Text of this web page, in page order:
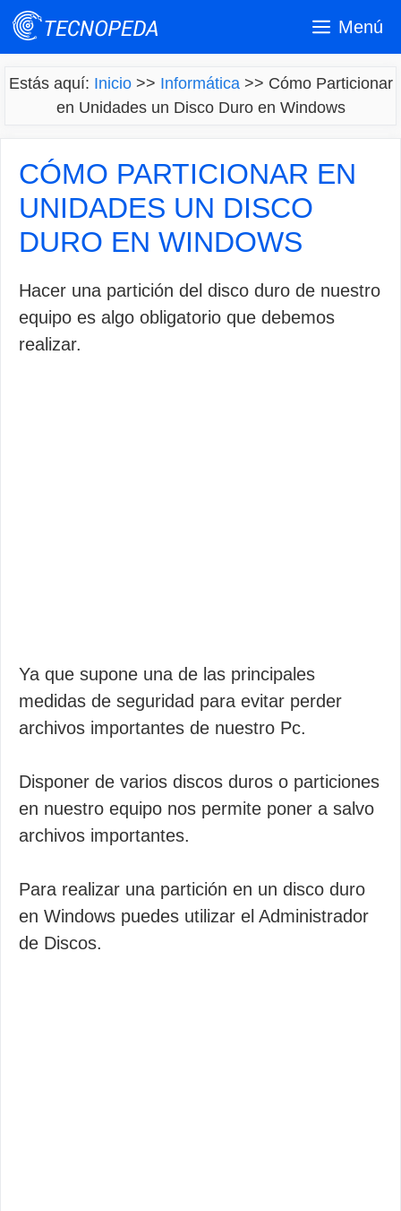
Saltar
Menú
Estás aquí: Inicio>> Informática>> Cómo Particionar
en Unidades un Disco Duro en Windows
CÓMO PARTICIONAR EN
UNIDADES UN DISCO
DURO EN WINDOWS
Hacer una partición del disco duro de nuestro
equipo es algo obligatorio que debemos
realizar.
Ya que supone una de las principales
medidas de seguridad para evitar perder
archivos importantes de nuestro Pc.
Disponer de varios discos duros o particiones
en nuestro equipo nos permite poner a salvo
archivos importantes.
Para realizar una partición en un disco duro
en Windows puedes utilizar el Administrador
de Discos.